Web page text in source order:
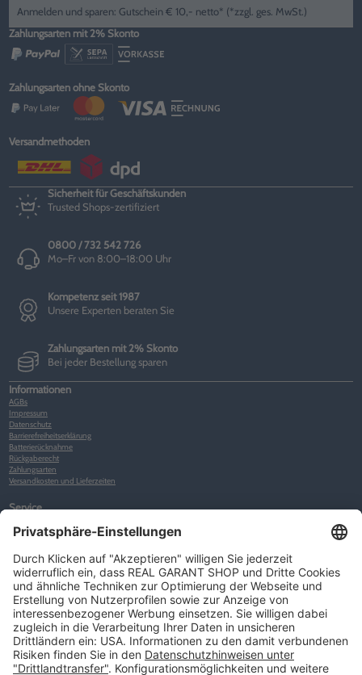
Anmelden und sparen: Gutschein € 10,- netto* (*zzgl. ges. MwSt.)
Zahlungsarten mit 2% Skonto
Zahlungsarten ohne Skonto
Versandmethoden
Sicherheit für Geschäftskunden
Trusted Shops-zertifiziert
0800 / 732 542 726
Mo–Fr von 8:00–18:00 Uhr
Kompetenz seit 1987
Unsere Experten beraten Sie
Zahlungsarten mit 2% Skonto
Bei jeder Bestellung sparen
Informationen
AGBs
Impressum
Datenschutz
Barrierefreiheitserklärung
Batterierücknahme
Rückgaberecht
Zahlungsarten
Versandkosten und Lieferzeiten
Service
Warenkorb
Neues Kunden-Konto anlegen
Newsletter
Kontakt
FAQs
Über uns
Kategorien
Betriebsorganisation (52)
Schlüsselorganisation (140)
Reifenorganisation (35)
Werkstattorganisation (166)